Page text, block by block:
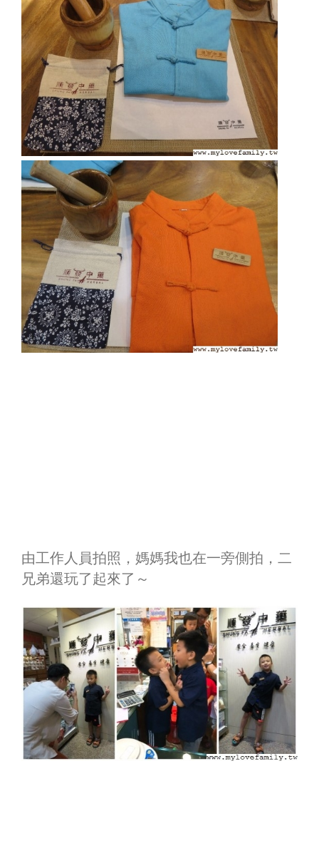
由工作人員拍照，媽媽我也在一旁側拍，二
兄弟還玩了起來了～